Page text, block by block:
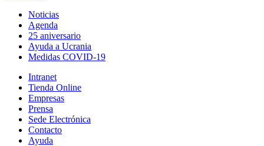
Noticias
Agenda
25 aniversario
Ayuda a Ucrania
Medidas COVID-19
Intranet
Tienda Online
Empresas
Prensa
Sede Electrónica
Contacto
Ayuda